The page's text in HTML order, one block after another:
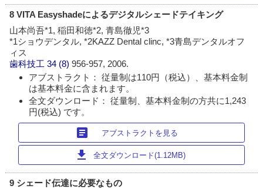
8 VITA Easyshadeによるデジタルシェードテイキング
山本尚吾*1, 稲田和徳*2, 青島徹児*3
*1ショウデンタル, *2KAZZ Dental clinc, *3青島デンタルオフ
ィス
歯科技工 34 (8)956-957, 2006.
アブストラクト： 従量制は110円（税込）、基本料金制
は基本料金に含まれます。
全文ダウンロード： 従量制、基本料金制の方共に1,243
円(税込) です。
article アブストラクトを見る
download 全文ダウンロード(1.12MB)
9 シェード伝達に必要なもの